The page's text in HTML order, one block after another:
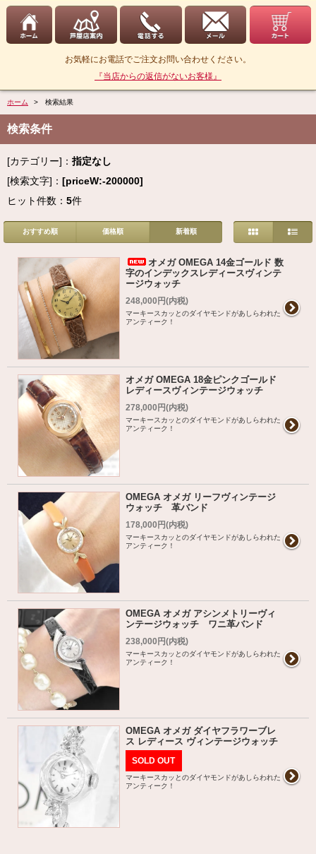
お気軽にお電話でご注文お問い合わせください。
『当店からの返信がないお客様』
ホーム > 検索結果
検索条件
[カテゴリー]： 指定なし
[検索文字]： [priceW:-200000]
ヒット件数： 5件
おすすめ順 価格順 新着順
オメガ OMEGA 14金ゴールド 数
字のインデックスレディースヴィンテ
ージウォッチ
248,000円(内税)
マーキースカッとのダイヤモンドがあしらわれた
アンティーク！
オメガ OMEGA 18金ピンクゴールド
レディースヴィンテージウォッチ
278,000円(内税)
マーキースカッとのダイヤモンドがあしらわれた
アンティーク！
OMEGA オメガ リーフヴィンテージ
ウォッチ 革バンド
178,000円(内税)
マーキースカッとのダイヤモンドがあしらわれた
アンティーク！
OMEGA オメガ アシンメトリーヴィ
ンテージウォッチ ワニ革バンド
238,000円(内税)
マーキースカッとのダイヤモンドがあしらわれた
アンティーク！
OMEGA オメガ ダイヤフラワーブレ
ス レディース ヴィンテージウォッチ
SOLD OUT
マーキースカッとのダイヤモンドがあしらわれた
アンティーク！